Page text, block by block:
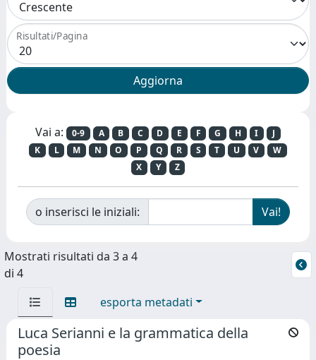
Risultati/Pagina
Vai a: 0-9 A B C D E F G H I
J
K
L M N O P Q R S T U V
W
X
Y Z
o inserisci le iniziali:
Mostrati risultati da 3 a 4
di 4
esporta metadati
Luca Serianni e la grammatica della
poesia